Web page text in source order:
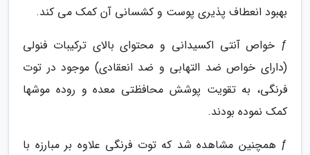
بهبود انعطاف پذیری پوست و کشسانی آن کمک می کند.
ƒ خواص آنتی اکسیدانی و محتوای بالای ترکیبات فنولی
(دارای خواص ضد التهابی و ضد انعقادی) موجود در توت
فرنگی، به تقویت پوشش محافظتی معده و روده موشها
کمک نموده بودند.
ƒ همچنین مشاهده شد که توت فرنگی علاوه بر مبارزه با